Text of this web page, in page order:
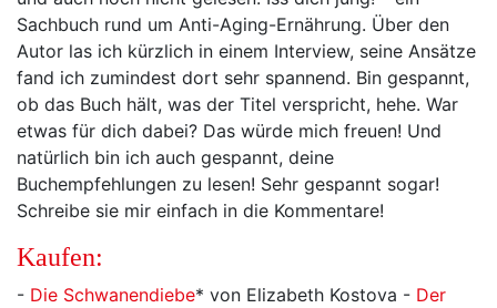
Sachbuch rund um Anti-Aging-Ernährung. Über den
Autor las ich kürzlich in einem Interview, seine Ansätze
fand ich zumindest dort sehr spannend. Bin gespannt,
ob das Buch hält, was der Titel verspricht, hehe. War
etwas für dich dabei? Das würde mich freuen! Und
natürlich bin ich auch gespannt, deine
Buchempfehlungen zu lesen! Sehr gespannt sogar!
Schreibe sie mir einfach in die Kommentare!
Kaufen:
- Die Schwanendiebe* von Elizabeth Kostova - Der